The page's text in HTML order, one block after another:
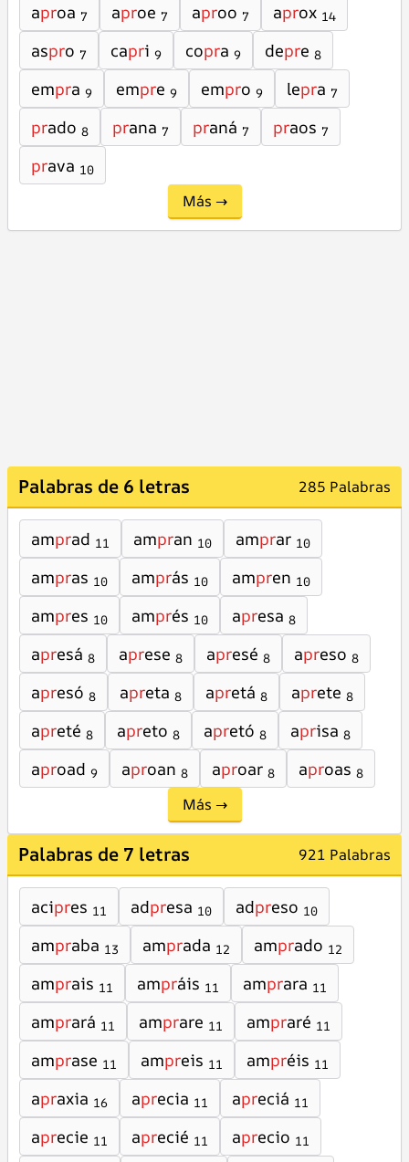
aproa 7 aproe 7 aproo 7 aprox 14
aspro 7 capri 9 copra 9 depre 8
empra 9 empre 9 empro 9 lepra 7
prado 8 prana 7 praná 7 praos 7
prava 10
Más →
Palabras de 6 letras 285 Palabras
amprad 11 ampran 10 amprar 10
ampras 10 amprás 10 ampren 10
ampres 10 amprés 10 apresa 8
apresá 8 aprese 8 apresé 8 apreso 8
apresó 8 apreta 8 apretá 8 aprete 8
apreté 8 apreto 8 apretó 8 aprisa 8
aproad 9 aproan 8 aproar 8 aproas 8
Más →
Palabras de 7 letras 921 Palabras
acipres 11 adpresa 10 adpreso 10
ampraba 13 amprada 12 amprado 12
amprais 11 ampráis 11 amprara 11
amprará 11 amprare 11 ampraré 11
amprase 11 ampreis 11 ampréis 11
apraxia 16 aprecia 11 apreciá 11
aprecie 11 aprecié 11 aprecio 11